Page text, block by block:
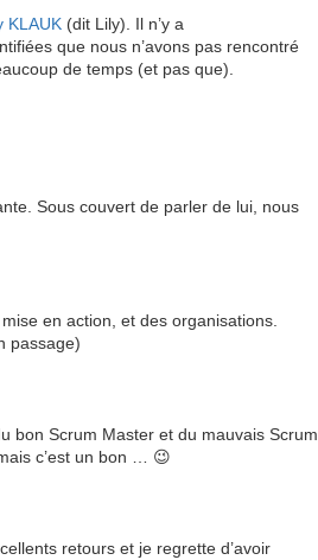
KLAUK (dit Lily). Il n’y a
que nous n’avons pas rencontré
de temps (et pas que).
Sous couvert de parler de lui, nous
en action, et des organisations.
passage)
bon Scrum Master et du mauvais Scrum
c’est un bon … 😉
retours et je regrette d’avoir